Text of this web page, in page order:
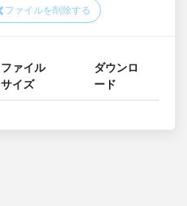
ファイルを削除する
ファイル
サイズ
ダウンロ
ード